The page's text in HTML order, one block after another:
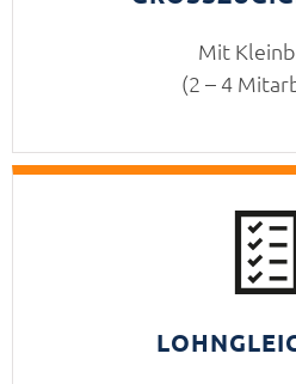
Mit
(2 – 4